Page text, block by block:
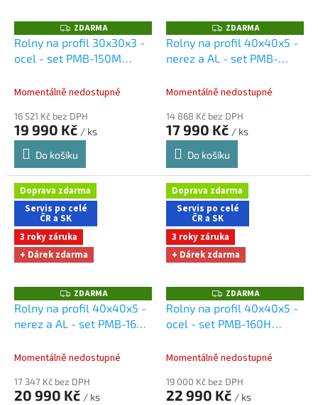
Z
D
A
R
ZDARMA
Rolny na profil 30x30x3 -
ocel - set PMB-150M
při nákupu na e-shopu
Momentálně nedostupné
16 521 Kč bez DPH
19 990 Kč / ks
Do košíku
Z
D
A
R
ZDARMA
Rolny na profil 40x40x5 -
nerez a AL - set PMB-
zdarma při nákupu na e-
Momentálně nedostupné
14 868 Kč bez DPH
17 990 Kč / ks
Do košíku
Doprava zdarma
Servis po celé
ČR a SK
3 roky záruka
+ Dárek zdarma
Z
D
A
R
ZDARMA
Rolny na profil 40x40x5 -
nerez a AL - set PMB-160H
při nákupu na e-shopu
Momentálně nedostupné
17 347 Kč bez DPH
20 990 Kč / ks
Doprava zdarma
Servis po celé
ČR a SK
3 roky záruka
+ Dárek zdarma
Z
D
A
R
ZDARMA
Rolny na profil 40x40x5 -
ocel - set PMB-160H
při nákupu na e-shopu
Momentálně nedostupné
19 000 Kč bez DPH
22 990 Kč / ks